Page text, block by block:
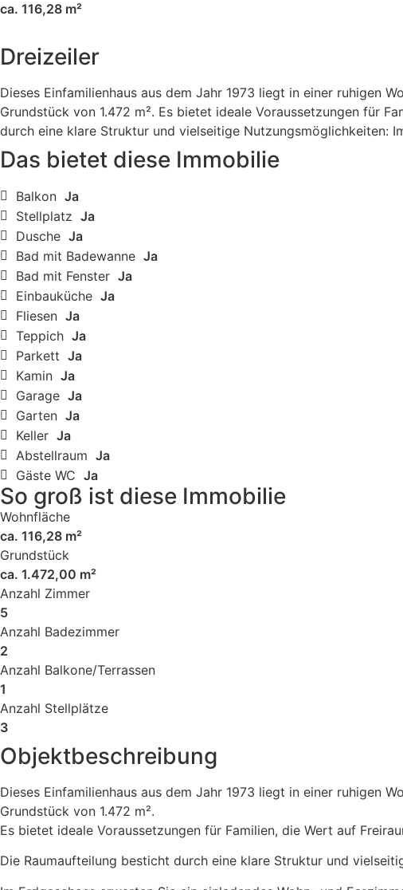
ca. 116,28 m²
Dreizeiler
Dieses Einfamilienhaus aus dem Jahr 1973 liegt in einer ruhigen
Grundstück von 1.472 m². Es bietet ideale Voraussetzungen für
durch eine klare Struktur und vielseitige Nutzungsmöglichkeiten:
Das bietet diese Immobilie
Balkon Ja
Stellplatz Ja
Dusche Ja
Bad mit Badewanne Ja
Bad mit Fenster Ja
Einbauküche Ja
Fliesen Ja
Teppich Ja
Parkett Ja
Kamin Ja
Garage Ja
Garten Ja
Keller Ja
Abstellraum Ja
Gäste WC Ja
So groß ist diese Immobilie
Wohnfläche
ca. 116,28 m²
Grundstück
ca. 1.472,00 m²
Anzahl Zimmer
5
Anzahl Badezimmer
2
Anzahl Balkone/Terrassen
1
Anzahl Stellplätze
3
Objektbeschreibung
Dieses Einfamilienhaus aus dem Jahr 1973 liegt in einer ruhigen
Grundstück von 1.472 m².
Es bietet ideale Voraussetzungen für Familien, die Wert auf
Die Raumaufteilung besticht durch eine klare Struktur und